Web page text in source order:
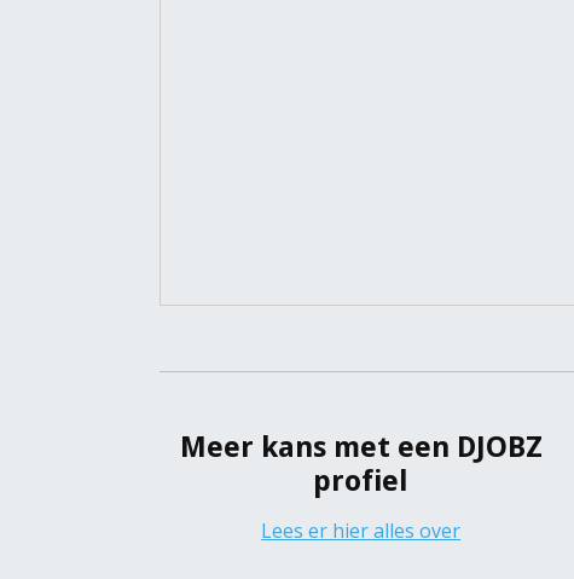
Meer kans met een DJOBZ
profiel
Lees er hier alles over